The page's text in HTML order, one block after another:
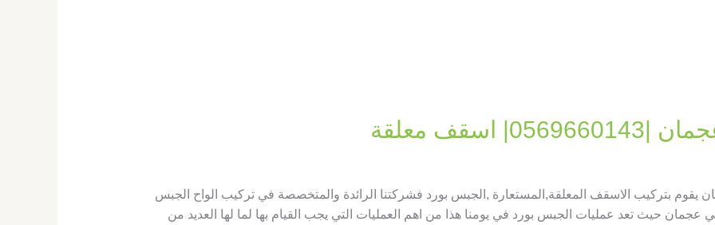
معلقة
يقوم بتركيب الاسقف المعلقة,المستعارة ,الجبس بورد فشركتنا الرائدة والمتخصصة في تركيب الواح الجبس
عجمان حيث تعد عمليات الجبس بورد في يومنا هذا من اهم العمليات التي يجب القيام بها لما لها العديد من